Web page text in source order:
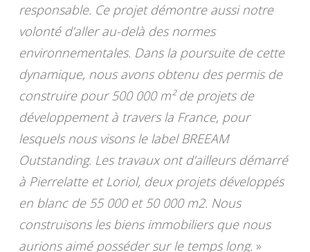
responsable. Ce projet démontre aussi notre
volonté d’aller au-delà des normes
environnementales. Dans la poursuite de cette
dynamique, nous avons obtenu des permis de
construire pour 500 000 m² de projets de
développement à travers la France, pour
lesquels nous visons le label BREEAM
Outstanding. Les travaux ont d’ailleurs démarré
à Pierrelatte et Loriol, deux projets développés
en blanc de 55 000 et 50 000 m2. Nous
construisons les biens immobiliers que nous
aurions aimé posséder sur le temps long. »